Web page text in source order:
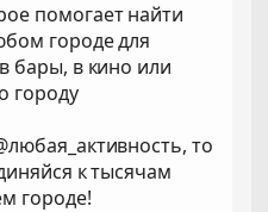
помогает найти
городе для
бары, в кино или
городу
то
к тысячам
городе!